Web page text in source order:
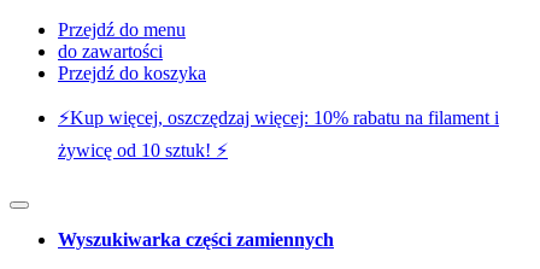
Przejdź do menu
do zawartości
Przejdź do koszyka
⚡️Kup więcej, oszczędzaj więcej: 10% rabatu na filament i
żywicę od 10 sztuk! ⚡️
Wyszukiwarka części zamiennych